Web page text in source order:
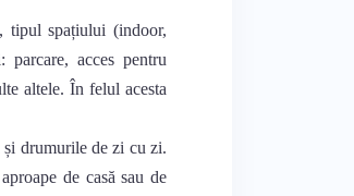
tipul spațiului (indoor,
acces pentru
altele. În felul acesta
drumurile de zi cu zi.
de casă sau de